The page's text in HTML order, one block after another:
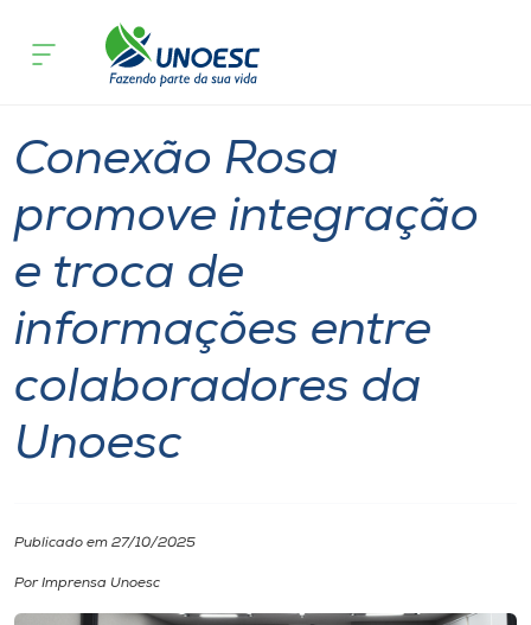
Cursos
Atendimento ao Estudante
Portal de Ensino
Unoesc
I.nova
Geral
Conexão Rosa
promove integração
e troca de
informações entre
colaboradores da
Unoesc
Publicado em 27/10/2025
Por Imprensa Unoesc